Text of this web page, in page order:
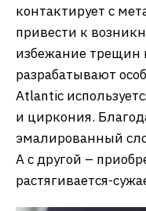
контактирует с
привести к
избежание трещин
разрабатывают
Atlantic
и циркония.
эмалированный
А с другой –
растягивается-